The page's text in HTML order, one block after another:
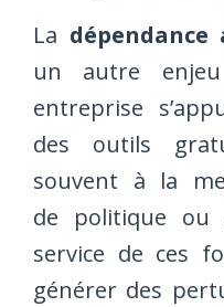
La
un autre enjeu
entreprise
des outils
souvent à la
de politique ou
service de ces
générer des